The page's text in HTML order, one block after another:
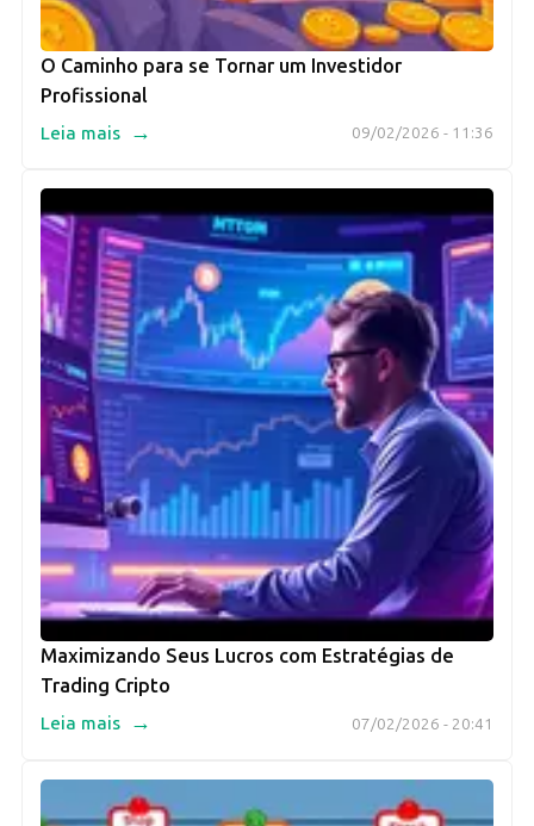
O Caminho para se Tornar um Investidor
Profissional
09/02/2026 - 11:36
Leia mais →
Maximizando Seus Lucros com Estratégias de
Trading Cripto
07/02/2026 - 20:41
Leia mais →